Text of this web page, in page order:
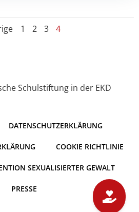
Posts
Page
1 Page
2 Page
3 Page
4
Schulstiftung in der EKD
DATENSCHUTZERKLÄRUNG
COOKIE RICHTLINIE
SEXUALISIERTER GEWALT
PRESSE